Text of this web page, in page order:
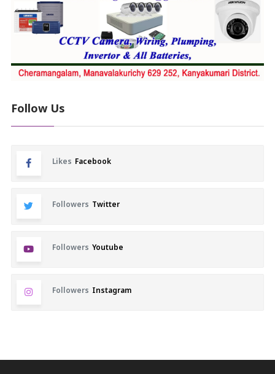
Follow Us
Likes Facebook
Followers Twitter
Followers Youtube
Followers Instagram